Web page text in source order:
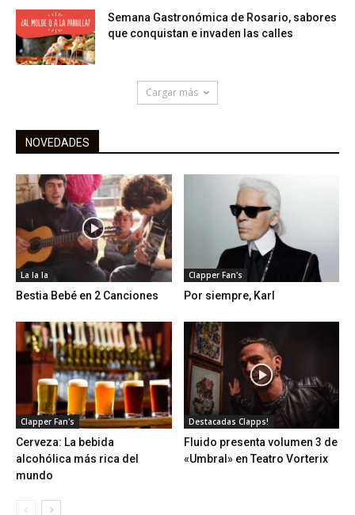
Semana Gastronómica de Rosario, sabores
que conquistan e invaden las calles
Cargar más
NOVEDADES
La la la
Bestia Bebé en 2 Canciones
Clapper Fan's
Por siempre, Karl
Clapper Fan's
Cerveza: La bebida
alcohólica más rica del
mundo
Destacadas Clapps!
Fluido presenta volumen 3 de
«Umbral» en Teatro Vorterix